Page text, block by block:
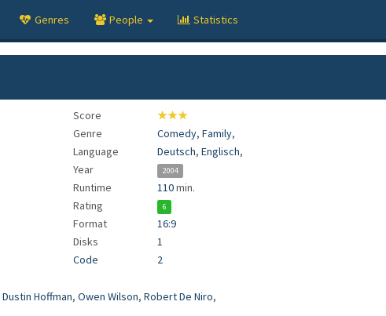
Genres People Statistics
Score
★★★
Genre
Comedy,Family,
Language
Deutsch,Englisch,
Year
2004
Runtime 110min.
Rating
6
Format
16:9
Disks
1
Code
2
Dustin Hoffman, Owen Wilson, Robert De Niro,